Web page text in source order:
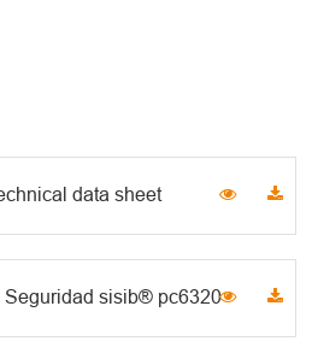
data sheet
Seguridad sisib® pc6320